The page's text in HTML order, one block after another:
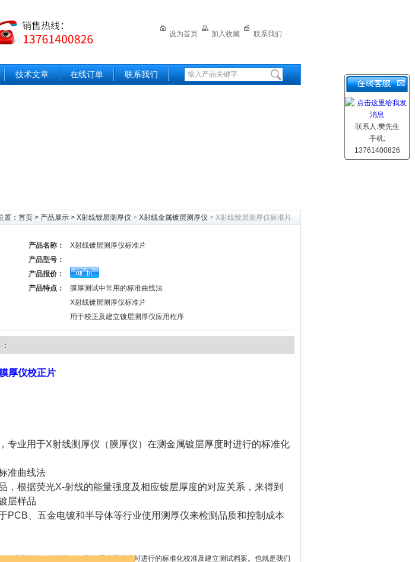
设为首页 加入收藏 联系我们
技术文章 在线订单 联系我们
置： 首页 > 产品展示 > X射线镀层测厚仪 > X射线金属镀层测厚仪 > X射线镀层测厚仪标准片
产品名称：
X射线镀层测厚仪标准片
产品型号：
产品报价：
产品特点：
膜厚测试中常用的标准曲线法
X射线镀层测厚仪标准片
用于校正及建立镀层测厚仪应用程序
厚仪校正片
专业用于X射线测厚仪（膜厚仪）在测金属镀层厚度时进行的标准化
准曲线法
，根据荧光X-射线的能量强度及相应镀层厚度的对应关系，来得到
层样品
PCB、五金电镀和半导体等行业使用测厚仪来检测品质和控制成本
射线测厚仪（膜厚仪）在测金属镀层厚度时进行的标准化校准及建立测试档案。也就是我们
联系人:樊先生
手机:
13761400826